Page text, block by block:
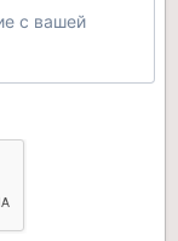
с вашей